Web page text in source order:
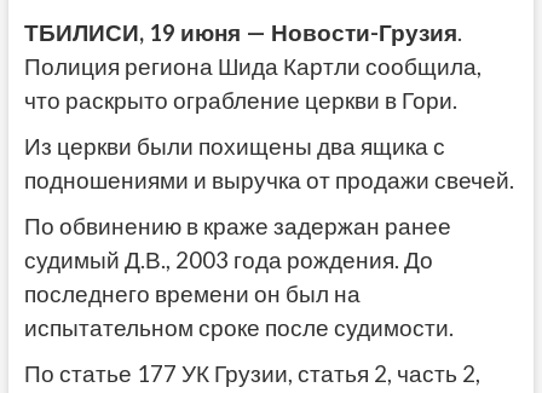
ТБИЛИСИ, 19 июня — Новости-Грузия.
Полиция региона Шида Картли сообщила,
что раскрыто ограбление церкви в Гори.
Из церкви были похищены два ящика с
подношениями и выручка от продажи свечей.
По обвинению в краже задержан ранее
судимый Д.В., 2003 года рождения. До
последнего времени он был на
испытательном сроке после судимости.
По статье 177 УК Грузии, статья 2, часть 2,